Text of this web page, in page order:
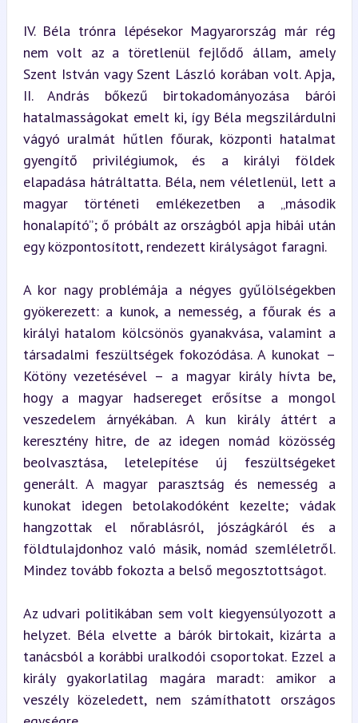
IV. Béla trónra lépésekor Magyarország már rég
nem volt az a töretlenül fejlődő állam, amely
Szent István vagy Szent László korában volt. Apja,
II. András bőkezű birtokadományozása bárói
hatalmasságokat emelt ki, így Béla megszilárdulni
vágyó uralmát hűtlen főurak, központi hatalmat
gyengítő privilégiumok, és a királyi földek
elapadása hátráltatta. Béla, nem véletlenül, lett a
magyar történeti emlékezetben a „második
honalapító”; ő próbált az országból apja hibái után
egy központosított, rendezett királyságot faragni.
A kor nagy problémája a négyes gyűlölségekben
gyökerezett: a kunok, a nemesség, a főurak és a
királyi hatalom kölcsönös gyanakvása, valamint a
társadalmi feszültségek fokozódása. A kunokat –
Kötöny vezetésével – a magyar király hívta be,
hogy a magyar hadsereget erősítse a mongol
veszedelem árnyékában. A kun király áttért a
keresztény hitre, de az idegen nomád közösség
beolvasztása, letelepítése új feszültségeket
generált. A magyar parasztság és nemesség a
kunokat idegen betolakodóként kezelte; vádak
hangzottak el nőrablásról, jószágkáról és a
földtulajdonhoz való másik, nomád szemléletről.
Mindez tovább fokozta a belső megosztottságot.
Az udvari politikában sem volt kiegyensúlyozott a
helyzet. Béla elvette a bárók birtokait, kizárta a
tanácsból a korábbi uralkodói csoportokat. Ezzel a
király gyakorlatilag magára maradt: amikor a
veszély közeledett, nem számíthatott országos